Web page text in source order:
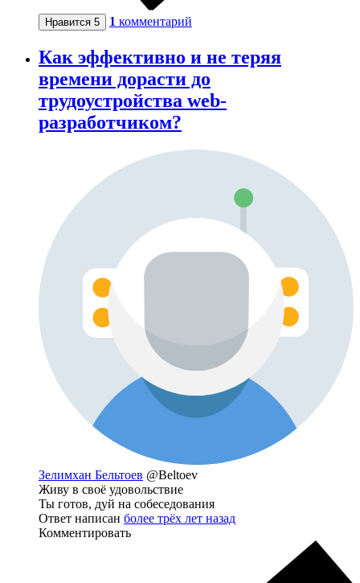
Нравится 5 1 комментарий
Как эффективно и не теряя
времени дорасти до
трудоустройства web-
разработчиком?
Зелимхан Бельтоев @Beltoev
Живу в своё удовольствие
Ты готов, дуй на собеседования
Ответ написан более трёх лет назад
Комментировать